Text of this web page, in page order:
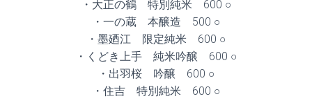
・大正の鶴 特別純米 600 ○
・一の蔵 本醸造 500 ○
・墨廼江 限定純米 600 ○
・くどき上手 純米吟醸 600 ○
・出羽桜 吟醸 600 ○
・住吉 特別純米 600 ○